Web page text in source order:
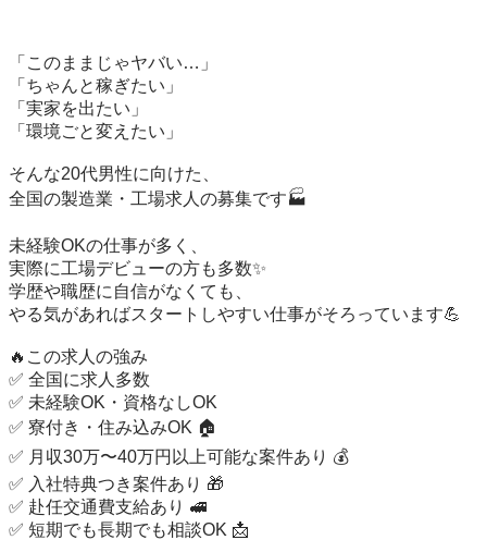
「このままじゃヤバい…」
「ちゃんと稼ぎたい」
「実家を出たい」
「環境ごと変えたい」
そんな20代男性に向けた、
全国の製造業・工場求人の募集です🏭
未経験OKの仕事が多く、
実際に工場デビューの方も多数✨
学歴や職歴に自信がなくても、
やる気があればスタートしやすい仕事がそろっています💪
🔥この求人の強み
✅ 全国に求人多数
✅ 未経験OK・資格なしOK
✅ 寮付き・住み込みOK 🏠
✅ 月収30万〜40万円以上可能な案件あり 💰
✅ 入社特典つき案件あり 🎁
✅ 赴任交通費支給あり 🚅
✅ 短期でも長期でも相談OK 📩